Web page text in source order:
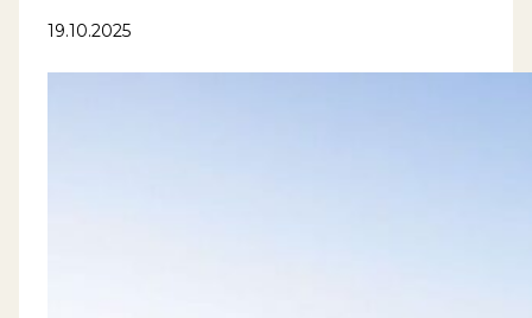
19.10.2025